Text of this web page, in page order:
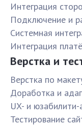
Интеграция
Подключение и
Системная
Интеграция
Верстка и
Верстка по
Доработка и
UX- и юзабилити-
Тестирование